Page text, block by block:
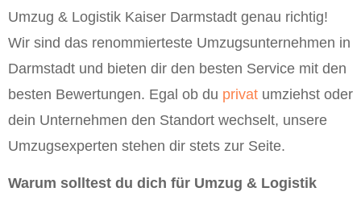
Umzug & Logistik Kaiser Darmstadt genau richtig!
Wir sind das renommierteste Umzugsunternehmen in
Darmstadt und bieten dir den besten Service mit den
besten Bewertungen. Egal ob du privat umziehst oder
dein Unternehmen den Standort wechselt, unsere
Umzugsexperten stehen dir stets zur Seite.
Warum solltest du dich für Umzug & Logistik